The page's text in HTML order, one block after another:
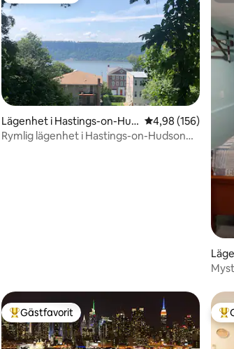
betyg, 236 omdömen
Lägenhet i Hastings-on-Hud
son
4,98 av 5 i
4,98 (156)
Rymlig lägenhet i Hastings-on-Hudson
Populär gästfavorit
Gästfavorit